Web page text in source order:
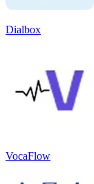
Dialbox
VocaFlow